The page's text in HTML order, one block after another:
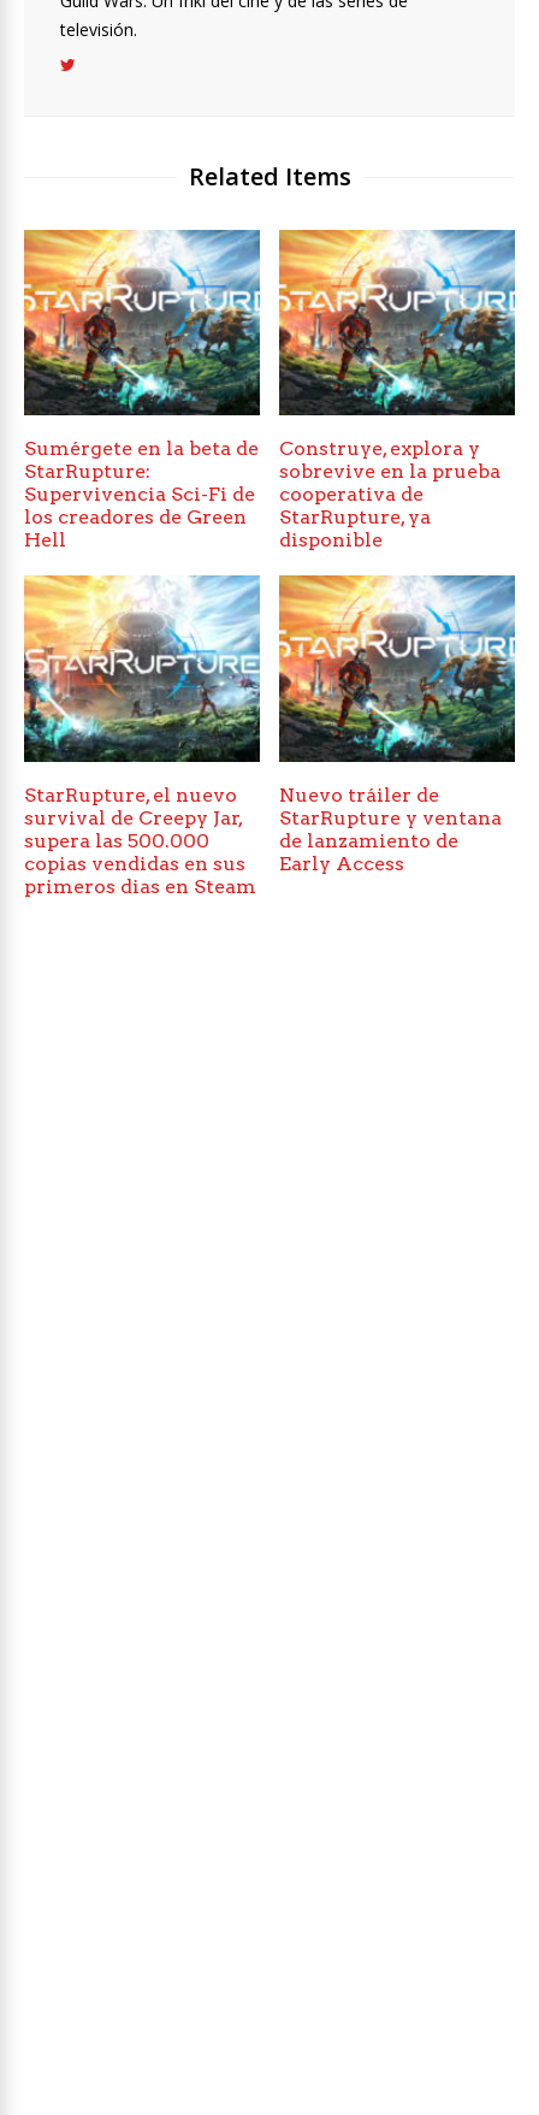
televisión.
Related Items
Sumérgete en la beta de
StarRupture:
Supervivencia Sci-Fi de
los creadores de Green
Hell
Construye, explora y
sobrevive en la prueba
cooperativa de
StarRupture, ya
disponible
StarRupture, el nuevo
survival de Creepy Jar,
supera las 500.000
copias vendidas en sus
primeros dias en Steam
Nuevo tráiler de
StarRupture y ventana
de lanzamiento de
Early Access